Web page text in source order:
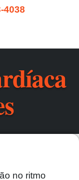
4038
no ritmo